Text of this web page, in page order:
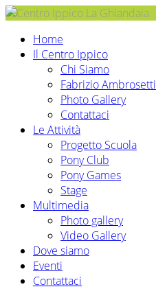
Home
Il Centro Ippico
Chi Siamo
Fabrizio Ambrosetti
Photo Gallery
Contattaci
Le Attività
Progetto Scuola
Pony Club
Pony Games
Stage
Multimedia
Photo gallery
Video Gallery
Dove siamo
Eventi
Contattaci